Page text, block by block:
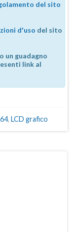
del sito
d'uso del sito
un guadagno
link al
, LCD grafico